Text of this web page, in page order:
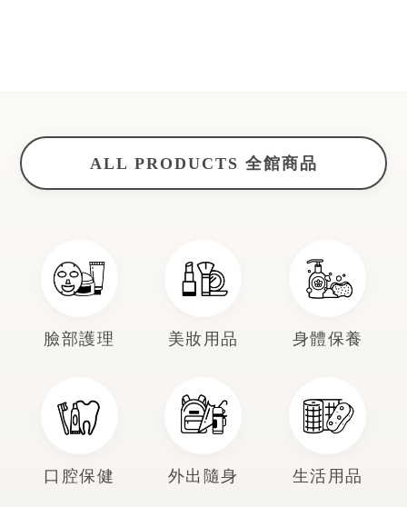
ALL PRODUCTS 全館商品
臉部護理 美妝用品 身體保養
口腔保健 外出隨身 生活用品